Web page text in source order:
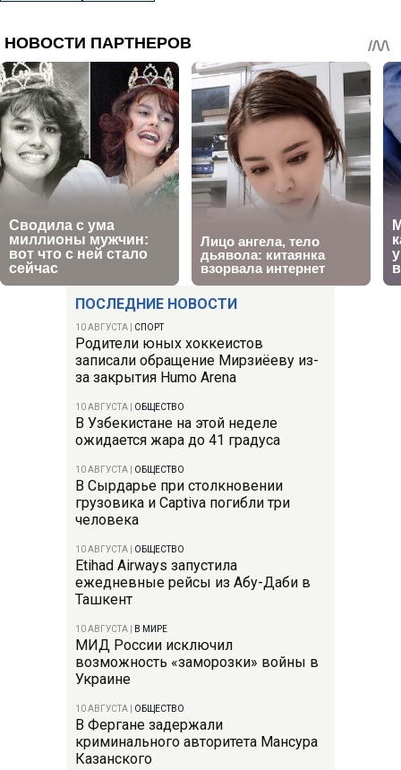
ПОСЛЕДНИЕ НОВОСТИ
10 АВГУСТА СПОРТ
Родители юных хоккеистов
записали обращение Мирзиёеву из-
за закрытия Humo Arena
10 АВГУСТА ОБЩЕСТВО
В Узбекистане на этой неделе
ожидается жара до 41 градуса
10 АВГУСТА ОБЩЕСТВО
В Сырдарье при столкновении
грузовика и Captiva погибли три
человека
10 АВГУСТА ОБЩЕСТВО
Etihad Airways запустила
ежедневные рейсы из Абу-Даби в
Ташкент
10 АВГУСТА В МИРЕ
МИД России исключил
возможность «заморозки» войны в
Украине
10 АВГУСТА ОБЩЕСТВО
В Фергане задержали
криминального авторитета Мансура
Казанского